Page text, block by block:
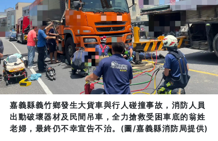
嘉義縣義竹鄉發生大貨車與行人碰撞事故，消防人員
出動破壞器材及民間吊車，全力搶救受困車底的翁姓
老婦，最終仍不幸宣告不治。(圖/嘉義縣消防局提供)